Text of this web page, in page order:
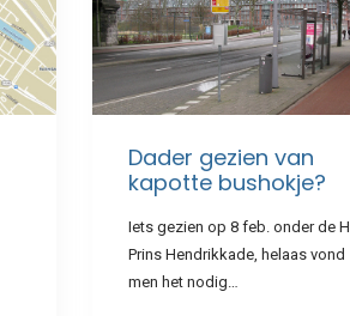
Dader gezien van
kapotte bushokje?
Iets gezien op 8 feb. onder de
Prins Hendrikkade, helaas vond
men het nodig…